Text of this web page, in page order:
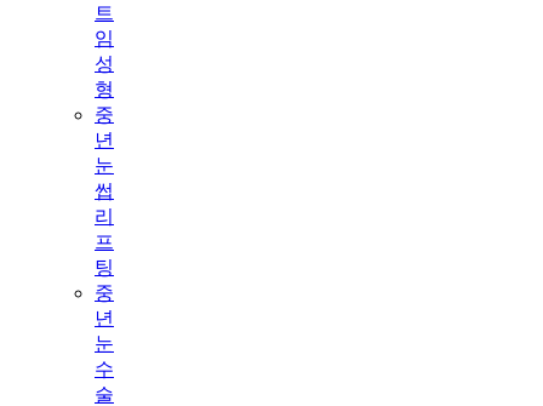
트
임
성
형
중
년
눈
썹
리
프
팅
중
년
눈
수
술